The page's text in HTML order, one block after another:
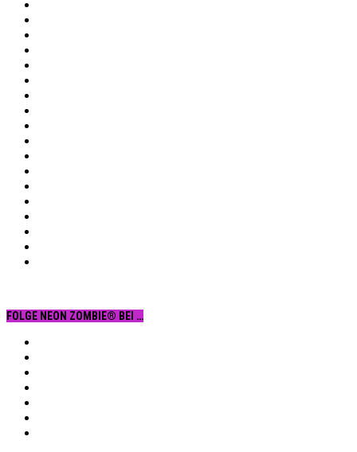
FOLGE NEON ZOMBIE® BEI …